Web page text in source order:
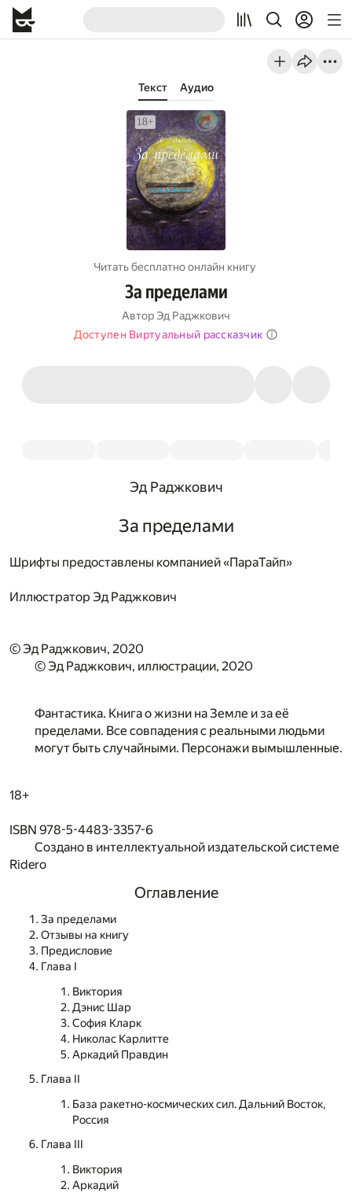
Текст Аудио
Читать бесплатно онлайн книгу
За пределами
АвторЭд Раджкович
Доступен Виртуальный рассказчик
Эд Раджкович
За пределами
Шрифты предоставлены компанией «ПараТайп»
Иллюстратор Эд Раджкович
© Эд Раджкович, 2020
© Эд Раджкович, иллюстрации, 2020
Фантастика. Книга о жизни на Земле и за её
пределами. Все совпадения с реальными людьми
могут быть случайными. Персонажи вымышленные.
18+
ISBN 978-5-4483-3357-6
Создано в интеллектуальной издательской системе
Ridero
Оглавление
За пределами
Отзывы на книгу
Предисловие
Глава I
Виктория
Дэнис Шар
София Кларк
Николас Карлитте
Аркадий Правдин
Глава II
База ракетно-космических сил. Дальний Восток,
Россия
Глава III
Виктория
Аркадий